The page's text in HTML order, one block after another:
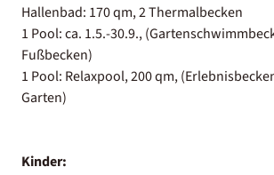
Hallenbad: 170 qm, 2 Thermalbecken
1 Pool: ca. 1.5.-30.9.,
Fußbecken)
1 Pool: Relaxpool, 200 qm,
Garten)
Kinder: